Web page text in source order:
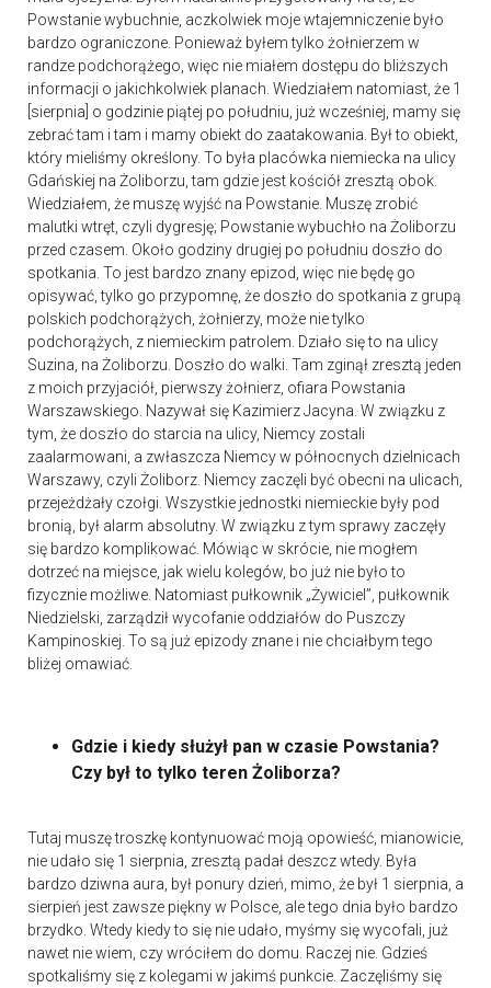
Powstanie wybuchnie, aczkolwiek moje wtajemniczenie było
bardzo ograniczone. Ponieważ byłem tylko żołnierzem w
randze podchorążego, więc nie miałem dostępu do bliższych
informacji o jakichkolwiek planach. Wiedziałem natomiast, że 1
[sierpnia] o godzinie piątej po południu, już wcześniej, mamy się
zebrać tam i tam i mamy obiekt do zaatakowania. Był to obiekt,
który mieliśmy określony. To była placówka niemiecka na ulicy
Gdańskiej na Żoliborzu, tam gdzie jest kościół zresztą obok.
Wiedziałem, że muszę wyjść na Powstanie. Muszę zrobić
malutki wtręt, czyli dygresję; Powstanie wybuchło na Żoliborzu
przed czasem. Około godziny drugiej po południu doszło do
spotkania. To jest bardzo znany epizod, więc nie będę go
opisywać, tylko go przypomnę, że doszło do spotkania z grupą
polskich podchorążych, żołnierzy, może nie tylko
podchorążych, z niemieckim patrolem. Działo się to na ulicy
Suzina, na Żoliborzu. Doszło do walki. Tam zginął zresztą jeden
z moich przyjaciół, pierwszy żołnierz, ofiara Powstania
Warszawskiego. Nazywał się Kazimierz Jacyna. W związku z
tym, że doszło do starcia na ulicy, Niemcy zostali
zaalarmowani, a zwłaszcza Niemcy w północnych dzielnicach
Warszawy, czyli Żoliborz. Niemcy zaczęli być obecni na ulicach,
przejeżdżały czołgi. Wszystkie jednostki niemieckie były pod
bronią, był alarm absolutny. W związku z tym sprawy zaczęły
się bardzo komplikować. Mówiąc w skrócie, nie mogłem
dotrzeć na miejsce, jak wielu kolegów, bo już nie było to
fizycznie możliwe. Natomiast pułkownik „Żywiciel”, pułkownik
Niedzielski, zarządził wycofanie oddziałów do Puszczy
Kampinoskiej. To są już epizody znane i nie chciałbym tego
bliżej omawiać.
Gdzie i kiedy służył pan w czasie Powstania?
Czy był to tylko teren Żoliborza?
Tutaj muszę troszkę kontynuować moją opowieść, mianowicie,
nie udało się 1 sierpnia, zresztą padał deszcz wtedy. Była
bardzo dziwna aura, był ponury dzień, mimo, że był 1 sierpnia, a
sierpień jest zawsze piękny w Polsce, ale tego dnia było bardzo
brzydko. Wtedy kiedy to się nie udało, myśmy się wycofali, już
nawet nie wiem, czy wróciłem do domu. Raczej nie. Gdzieś
spotkaliśmy się z kolegami w jakimś punkcie. Zaczęliśmy się